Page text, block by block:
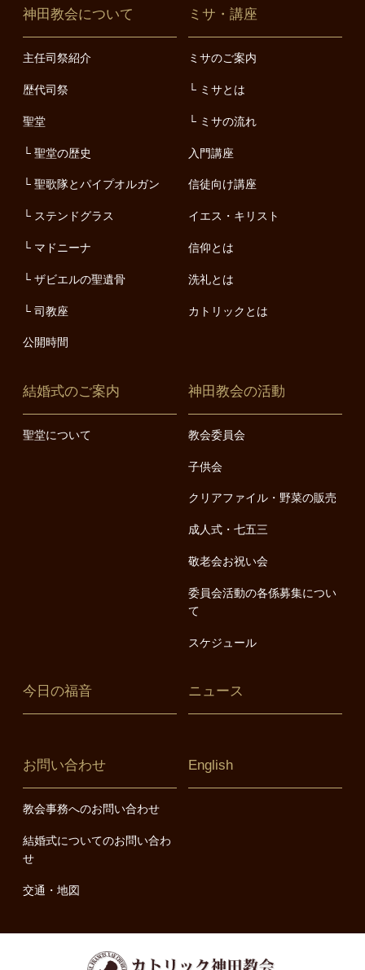
神田教会について
主任司祭紹介
歴代司祭
聖堂
聖堂の歴史
聖歌隊とパイプオルガン
ステンドグラス
マドニーナ
ザビエルの聖遺骨
司教座
公開時間
ミサ・講座
ミサのご案内
ミサとは
ミサの流れ
入門講座
信徒向け講座
イエス・キリスト
信仰とは
洗礼とは
カトリックとは
結婚式のご案内
聖堂について
神田教会の活動
教会委員会
子供会
クリアファイル・野菜の販売
成人式・七五三
敬老会お祝い会
委員会活動の各係募集につい
て
スケジュール
今日の福音 ニュース
お問い合わせ
教会事務へのお問い合わせ
結婚式についてのお問い合わ
せ
交通・地図
English